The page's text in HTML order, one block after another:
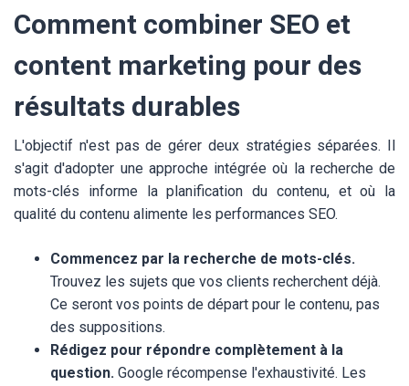
Comment combiner SEO et
content marketing pour des
résultats durables
L'objectif n'est pas de gérer deux stratégies séparées. Il
s'agit d'adopter une approche intégrée où la recherche de
mots-clés informe la planification du contenu, et où la
qualité du contenu alimente les performances SEO.
Commencez par la recherche de mots-clés.
Trouvez les sujets que vos clients recherchent déjà.
Ce seront vos points de départ pour le contenu, pas
des suppositions.
Rédigez pour répondre complètement à la
question. Google récompense l'exhaustivité. Les